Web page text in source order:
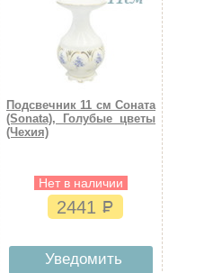
Подсвечник 11 см Соната
(Sonata), Голубые цветы
(Чехия)
Нет в наличии
2441
Уведомить